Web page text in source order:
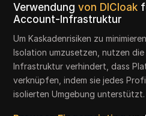
Verwendungvon DICloak
Account-Infrastruktur
Um Kaskadenrisiken zu
Isolation umzusetzen, nutzen die
Infrastruktur verhindert, dass
verknüpfen, indem sie jedes
isolierten Umgebung unterstützt.